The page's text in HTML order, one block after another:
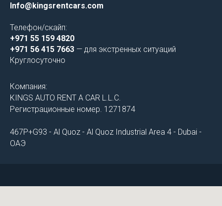
Info@kingsrentcars.com
Телефон/скайп:
+971 55 159 4820
+971 56 415 7663 — для экстренных ситуаций
Круглосуточно
Компания:
KINGS AUTO RENT A CAR L.L.C.
Регистрационные номер. 1271874
467P+G93 - Al Quoz - Al Quoz Industrial Area 4 - Dubai -
ОАЭ